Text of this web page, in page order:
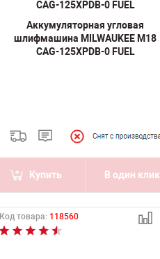
Аккумуляторная угловая
шлифмашина MILWAUKEE M18
CAG-125XPDB-0 FUEL
Купить В один клик
Код товара: 118560